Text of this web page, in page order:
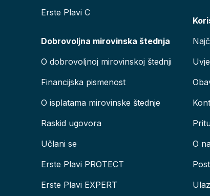
Erste Plavi C
Dobrovoljna mirovinska štednja
O dobrovoljnoj mirovinskoj štednji
Financijska pismenost
O isplatama mirovinske štednje
Raskid ugovora
Učlani se
Erste Plavi PROTECT
Erste Plavi EXPERT
O